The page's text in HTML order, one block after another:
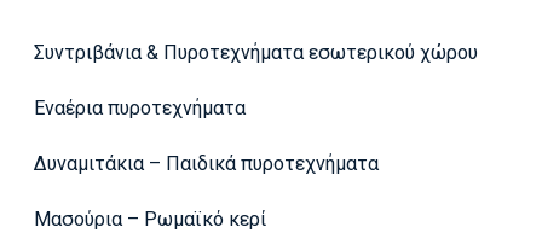
Συντριβάνια & Πυροτεχνήματα εσωτερικού χώρου
Εναέρια πυροτεχνήματα
Δυναμιτάκια – Παιδικά πυροτεχνήματα
Μασούρια – Ρωμαϊκό κερί